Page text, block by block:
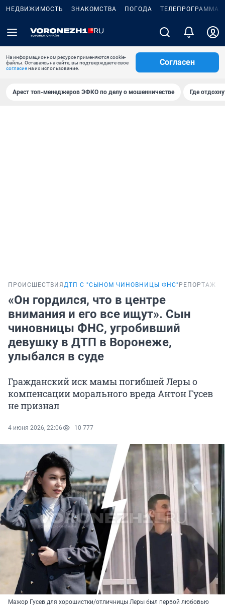
НЕДВИЖИМОСТЬ ЗНАКОМСТВА ПОГОДА ТЕЛЕПРОГРАММА
На информационном ресурсе применяются cookie-
файлы. Оставаясь на сайте, вы подтверждаете свое
согласиена их использование.
Согласен
Арест топ-менеджеров ЭФКО по делу о мошенничестве Где
ПРОИСШЕСТВИЯ ДТП С "СЫНОМ ЧИНОВНИЦЫ ФНС" РЕПОРТАЖ
«Он гордился, что в центре
внимания и его все ищут». Сын
чиновницы ФНС, угробивший
девушку в ДТП в Воронеже,
улыбался в суде
Гражданский иск мамы погибшей Леры о
компенсации морального вреда Антон Гусев
не признал
4 июня 2026, 22:06 10 777
Мажор Гусев для хорошистки/отличницы Леры был первой любовью